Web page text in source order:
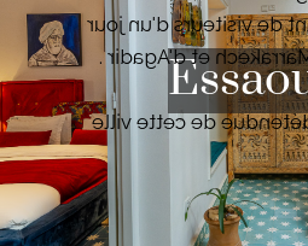
toujours croissant de
provenant de
L'atmosphère
pittoresque contraste
grandes cités du Royaume.
plage qui se prolonge à